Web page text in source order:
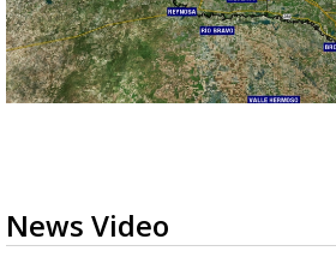
News Video